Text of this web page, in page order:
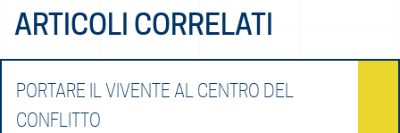
ARTICOLI CORRELATI
PORTARE IL VIVENTE AL CENTRO DEL
CONFLITTO